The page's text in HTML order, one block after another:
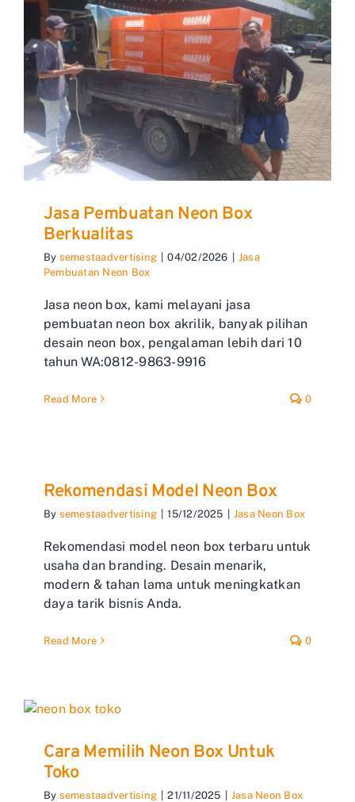
Jasa Pembuatan Neon Box
Berkualitas
By semestaadvertising 04/02/2026
Jasa
Pembuatan Neon Box
Jasa neon box, kami melayani jasa
pembuatan neon box akrilik, banyak pilihan
desain neon box, pengalaman lebih dari 10
tahun WA:0812-9863-9916
Read More 0
Rekomendasi Model Neon Box
By semestaadvertising 15/12/2025 Jasa Neon Box
Rekomendasi model neon box terbaru untuk
usaha dan branding. Desain menarik,
modern & tahan lama untuk meningkatkan
daya tarik bisnis Anda.
Read More 0
Cara Memilih Neon Box Untuk
Toko
By semestaadvertising 21/11/2025 Jasa Neon Box